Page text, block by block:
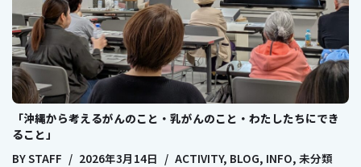
「沖縄から考えるがんのこと・乳がんのこと・わたしたちにでき
ること」
BYSTAFF 2026年3月14日 ACTIVITY, BLOG, INFO, 未分類